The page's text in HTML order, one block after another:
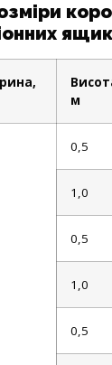
м
0,5
1,0
0,5
1,0
0,5